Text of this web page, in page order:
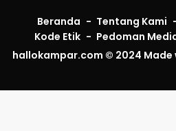
Beranda Tentang Kami
Kode Etik
Pedoman
hallokampar.com © 2024 Made